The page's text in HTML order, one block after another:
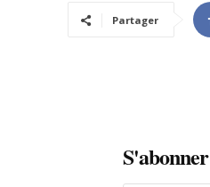
Partager
S'abonner